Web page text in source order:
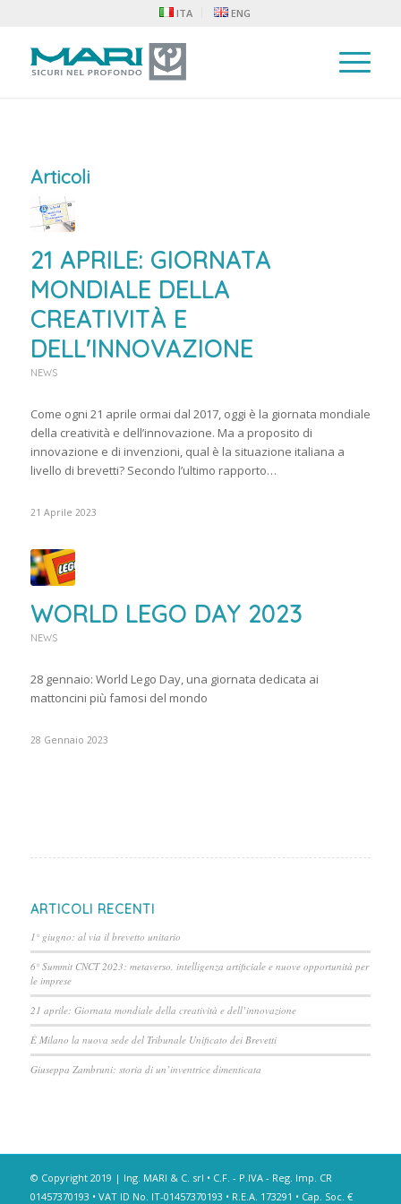
ITA ENG
Articoli
21 APRILE: GIORNATA
MONDIALE DELLA
CREATIVITÀ E
DELL'INNOVAZIONE
NEWS
Come ogni 21 aprile ormai dal 2017, oggi è la giornata mondiale
della creatività e dell’innovazione. Ma a proposito di
innovazione e di invenzioni, qual è la situazione italiana a
livello di brevetti? Secondo l’ultimo rapporto…
21 Aprile 2023
WORLD LEGO DAY 2023
NEWS
28 gennaio: World Lego Day, una giornata dedicata ai
mattoncini più famosi del mondo
28 Gennaio 2023
ARTICOLI RECENTI
1° giugno: al via il brevetto unitario
6° Summit CNCT 2023: metaverso, intelligenza artificiale e nuove opportunità per
le imprese
21 aprile: Giornata mondiale della creatività e dell’innovazione
È Milano la nuova sede del Tribunale Unificato dei Brevetti
Giuseppa Zambruni: storia di un’inventrice dimenticata
© Copyright 2019 | Ing. MARI & C. srl • C.F. - P.IVA - Reg. Imp. CR
01457370193 • VAT ID No. IT-01457370193 • R.E.A. 173291 • Cap. Soc. €